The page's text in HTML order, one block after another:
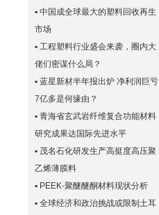
▪ 中国成全球最大的塑料回收再生
市场
▪ 工程塑料行业盛会来袭，圈内大
佬们密谋什么局？
▪ 蓝星新材半年报出炉 净利润巨亏
7亿多是何缘由？
▪ 青海省玄武岩纤维复合功能材料
研究成果达国际先进水平
▪ 茂名石化研发生产高挺度高压聚
乙烯薄膜料
▪ PEEK-聚醚醚酮材料现状分析
▪ 全球经济和政治挑战或限制土耳